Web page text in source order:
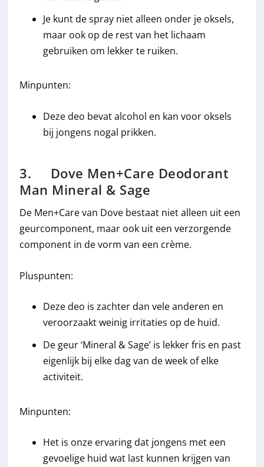
Je kunt de spray niet alleen onder je oksels,
maar ook op de rest van het lichaam
gebruiken om lekker te ruiken.
Minpunten:
Deze deo bevat alcohol en kan voor oksels
bij jongens nogal prikken.
3. Dove Men+Care Deodorant
Man Mineral & Sage
De Men+Care van Dove bestaat niet alleen uit een
geurcomponent, maar ook uit een verzorgende
component in de vorm van een crème.
Pluspunten:
Deze deo is zachter dan vele anderen en
veroorzaakt weinig irritaties op de huid.
De geur ‘Mineral & Sage’ is lekker fris en past
eigenlijk bij elke dag van de week of elke
activiteit.
Minpunten:
Het is onze ervaring dat jongens met een
gevoelige huid wat last kunnen krijgen van